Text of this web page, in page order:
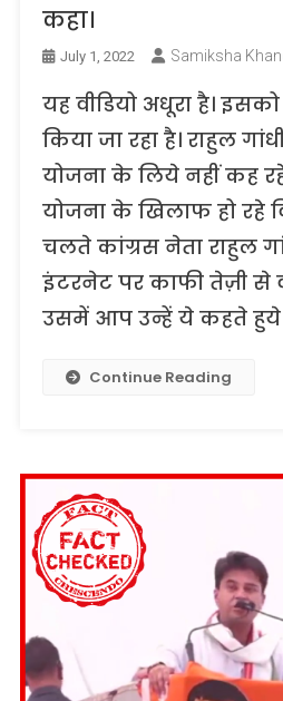
कहा।
July 1, 2022 Samiksha
यह वीडियो अधूरा है।
किया जा रहा है। राहुल
योजना के लिये नहीं कह
योजना के खिलाफ हो रहे
चलते कांग्रस नेता राहुल
इंटरनेट पर काफी तेज़ी से
उसमें आप उन्हें ये कहते
Continue Reading